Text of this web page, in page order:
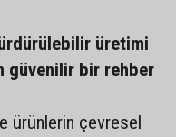
üretimi
güvenilir bir rehber
ürünlerin çevresel